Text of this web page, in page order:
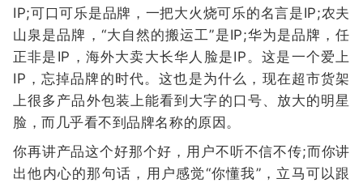
IP;可口可乐是品牌，一把大火烧可乐的名言是IP;农夫
山泉是品牌，“大自然的搬运工”是IP;华为是品牌，任
正非是IP，海外大卖大长华人脸是IP。这是一个爱上
IP，忘掉品牌的时代。这也是为什么，现在超市货架
上很多产品外包装上能看到大字的口号、放大的明星
脸，而几乎看不到品牌名称的原因。
你再讲产品这个好那个好，用户不听不信不传;而你讲
出他内心的那句话，用户感觉“你懂我”，立马可以跟